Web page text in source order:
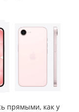
прямыми, как у